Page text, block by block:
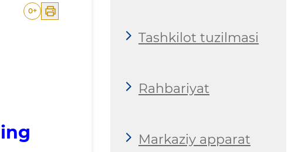
0+
Tashkilot tuzilmasi
Rahbariyat
Markaziy apparat